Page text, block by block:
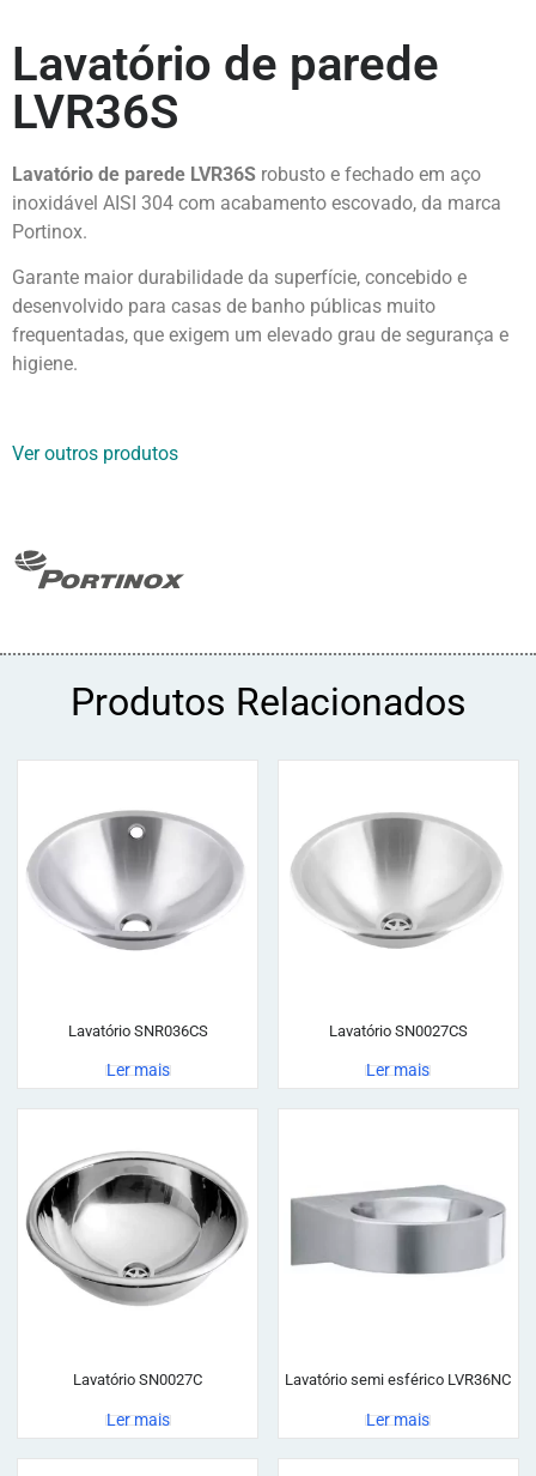
Lavatório de parede
LVR36S
Lavatório de parede LVR36S robusto e fechado em aço
inoxidável AISI 304 com acabamento escovado, da marca
Portinox.
Garante maior durabilidade da superfície, concebido e
desenvolvido para casas de banho públicas muito
frequentadas, que exigem um elevado grau de segurança e
higiene.
Ver outros produtos
Produtos Relacionados
Lavatório SNR036CS
Ler mais
Lavatório SN0027CS
Ler mais
Lavatório SN0027C
Ler mais
Lavatório semi esférico LVR36NC
Ler mais